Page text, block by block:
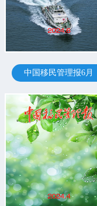
中国移民管理报6月